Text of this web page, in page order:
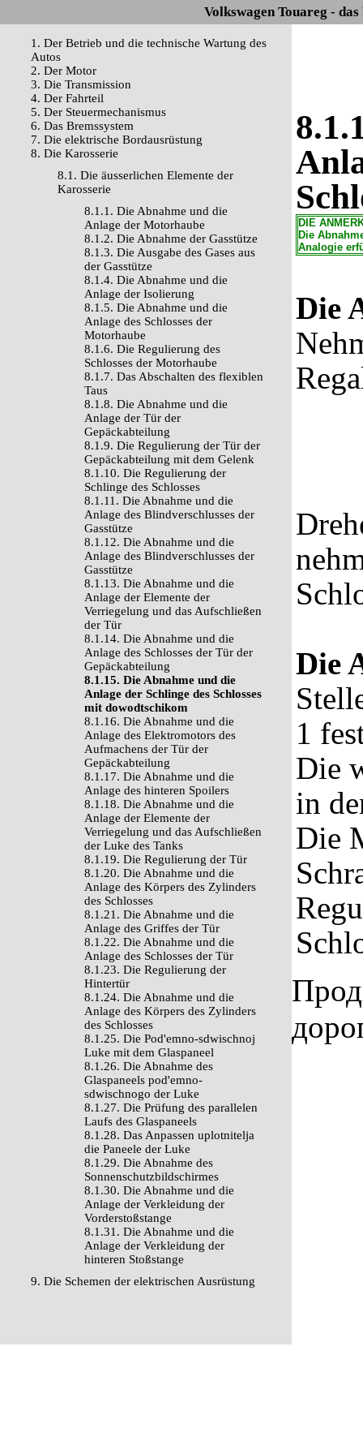
Volkswagen Touareg -
1. Der Betrieb und die technische Wartung des
Autos
2. Der Motor
3. Die Transmission
4. Der Fahrteil
5. Der Steuermechanismus
6. Das Bremssystem
7. Die elektrische Bordausrüstung
8. Die Karosserie
8.1. Die äusserlichen Elemente der
Karosserie
8.1.1. Die Abnahme und die
Anlage der Motorhaube
8.1.2. Die Abnahme der Gasstütze
8.1.3. Die Ausgabe des Gases aus
der Gasstütze
8.1.4. Die Abnahme und die
Anlage der Isolierung
8.1.5. Die Abnahme und die
Anlage des Schlosses der
Motorhaube
8.1.6. Die Regulierung des
Schlosses der Motorhaube
8.1.7. Das Abschalten des flexiblen
Taus
8.1.8. Die Abnahme und die
Anlage der Tür der
Gepäckabteilung
8.1.9. Die Regulierung der Tür der
Gepäckabteilung mit dem Gelenk
8.1.10. Die Regulierung der
Schlinge des Schlosses
8.1.11. Die Abnahme und die
Anlage des Blindverschlusses der
Gasstütze
8.1.12. Die Abnahme und die
Anlage des Blindverschlusses der
Gasstütze
8.1.13. Die Abnahme und die
Anlage der Elemente der
Verriegelung und das Aufschließen
der Tür
8.1.14. Die Abnahme und die
Anlage des Schlosses der Tür der
Gepäckabteilung
8.1.15. Die Abnahme und die
Anlage der Schlinge des Schlosses
mit dowodtschikom
8.1.16. Die Abnahme und die
Anlage des Elektromotors des
Aufmachens der Tür der
Gepäckabteilung
8.1.17. Die Abnahme und die
Anlage des hinteren Spoilers
8.1.18. Die Abnahme und die
Anlage der Elemente der
Verriegelung und das Aufschließen
der Luke des Tanks
8.1.19. Die Regulierung der Tür
8.1.20. Die Abnahme und die
Anlage des Körpers des Zylinders
des Schlosses
8.1.21. Die Abnahme und die
Anlage des Griffes der Tür
8.1.22. Die Abnahme und die
Anlage des Schlosses der Tür
8.1.23. Die Regulierung der
Hintertür
8.1.24. Die Abnahme und die
Anlage des Körpers des Zylinders
des Schlosses
8.1.25. Die Pod'emno-sdwischnoj
Luke mit dem Glaspaneel
8.1.26. Die Abnahme des
Glaspaneels pod'emno-
sdwischnogo der Luke
8.1.27. Die Prüfung des parallelen
Laufs des Glaspaneels
8.1.28. Das Anpassen uplotnitelja
die Paneele der Luke
8.1.29. Die Abnahme des
Sonnenschutzbildschirmes
8.1.30. Die Abnahme und die
Anlage der Verkleidung der
Vorderstoßstange
8.1.31. Die Abnahme und die
Anlage der Verkleidung der
hinteren Stoßstange
9. Die Schemen der elektrischen Ausrüstung
DIE
Die
Analogie
Die
Die
1
Die
in
Die